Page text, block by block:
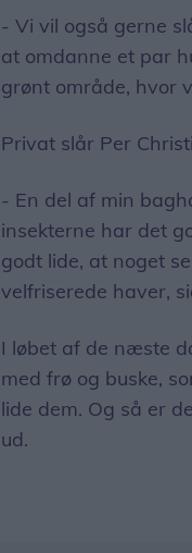
- Vi vil også gerne
at omdanne et par
grønt område, hvor
Privat slår Per
- En del af min
insekterne har det
godt lide, at noget
velfriserede haver,
I løbet af de næste
med frø og buske,
lide dem. Og så er
ud.